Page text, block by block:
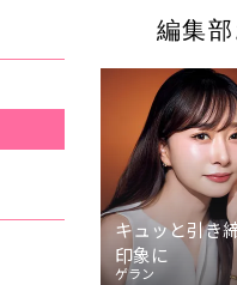
編集
キュッと引き
印象に
ゲラン